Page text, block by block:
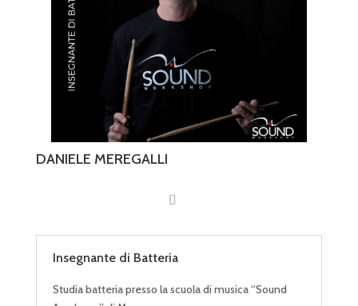
DANIELE MEREGALLI
Insegnante di Batteria
Studia batteria presso la scuola di musica “Sound